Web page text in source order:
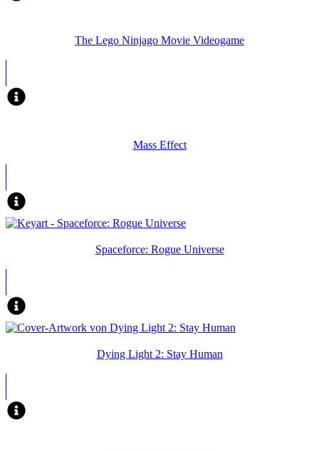
The Lego Ninjago Movie Videogame
Mass Effect
Spaceforce: Rogue Universe
Dying Light 2: Stay Human